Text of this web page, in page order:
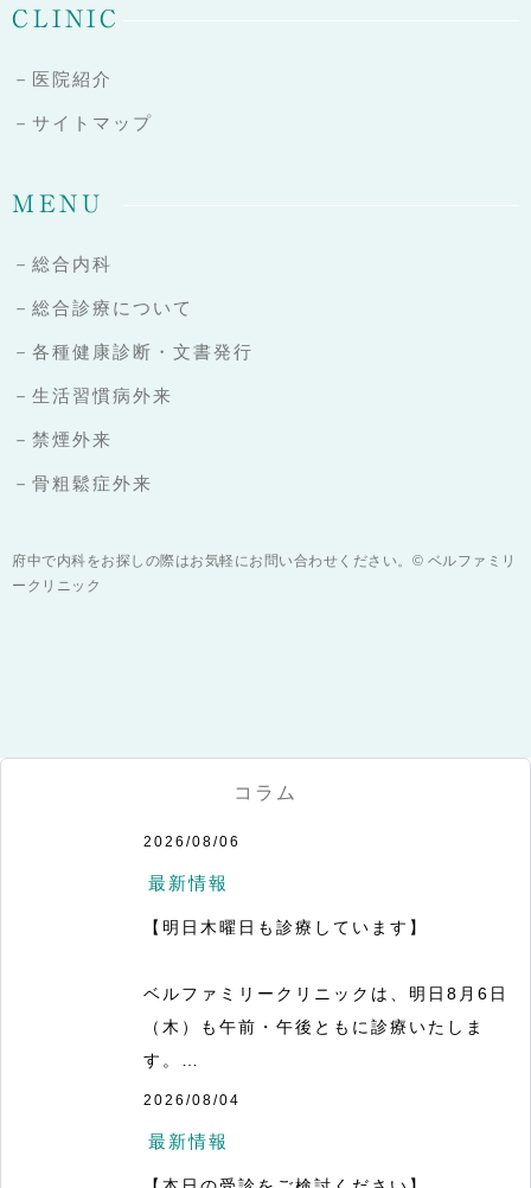
CLINIC
－医院紹介
－サイトマップ
MENU
－総合内科
－総合診療について
－各種健康診断・文書発行
－生活習慣病外来
－禁煙外来
－骨粗鬆症外来
府中で内科をお探しの際はお気軽にお問い合わせください。© ベルファミリ
ークリニック
コラム
2026/08/06
最新情報
【明日木曜日も診療しています】
ベルファミリークリニックは、明日8月6日
（木）も午前・午後ともに診療いたしま
す。
2026/08/04
最新情報